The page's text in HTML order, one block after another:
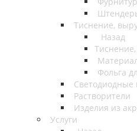
Тиснение,
Назад
Фольга
Светодиодные
Растворители
Изделия из
Услуги